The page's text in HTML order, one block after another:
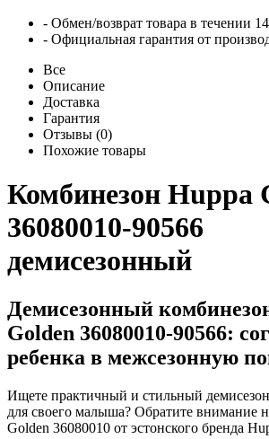
- Обмен/возврат товара в течении
- Официальная гарантия от
Все
Описание
Доставка
Гарантия
Отзывы (0)
Похожие товары
Комбинезон Huppa
36080010-90566
демисезонный
Демисезонный
Golden 36080010-90566:
ребенка в межсезонную
Ищете практичный и стильный
для своего малыша? Обратите внимание
Golden 36080010 от эстонского бренда